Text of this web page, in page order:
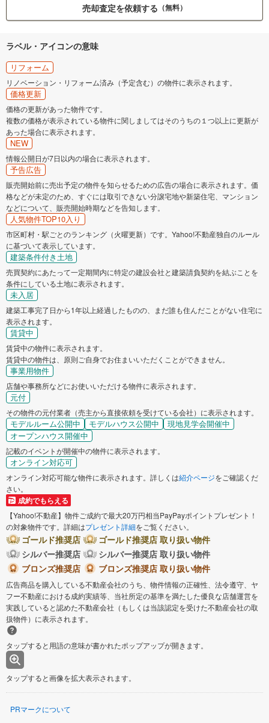
売却査定を依頼する （無料）
ラベル・アイコンの意味
リフォーム
リノベーション・リフォーム済み（予定含む）の物件に表示されます。
価格更新
価格の更新があった物件です。
複数の価格が表示されている物件に関しましてはそのうちの１つ以上に更新が
あった場合に表示されます。
NEW
情報公開日が7日以内の場合に表示されます。
予告広告
販売開始前に売出予定の物件を知らせるための広告の場合に表示されます。価
格などが未定のため、すぐには取引できない分譲宅地や新築住宅、マンション
などについて、販売開始時期などを告知します。
人気物件TOP10入り
市区町村・駅ごとのランキング（火曜更新）です。Yahoo!不動産独自のルール
に基づいて表示しています。
建築条件付き土地
売買契約にあたって一定期間内に特定の建設会社と建築請負契約を結ぶことを
条件にしている土地に表示されます。
未入居
建築工事完了日から1年以上経過したものの、まだ誰も住んだことがない住宅に
表示されます。
賃貸中
賃貸中の物件に表示されます。
賃貸中の物件は、原則ご自身でお住まいいただくことができません。
事業用物件
店舗や事務所などにお使いいただける物件に表示されます。
元付
その物件の元付業者（売主から直接依頼を受けている会社）に表示されます。
モデルルーム公開中 モデルハウス公開中
現地見学会開催中
オープンハウス開催中
記載のイベントが開催中の物件に表示されます。
オンライン対応可
オンライン対応可能な物件に表示されます。詳しくは紹介ページをご確認くだ
さい。
成約でもらえる
【Yahoo!不動産】物件ご成約で最大20万円相当PayPayポイントプレゼント！
の対象物件です。詳細はプレゼント詳細をご覧ください。
ゴールド推奨店
ゴールド推奨店 取り扱い物件
シルバー推奨店
シルバー推奨店 取り扱い物件
ブロンズ推奨店
ブロンズ推奨店 取り扱い物件
広告商品を購入している不動産会社のうち、物件情報の正確性、法令遵守、ヤ
フー不動産における成約実績等、当社所定の基準を満たした優良な店舗運営を
実践していると認めた不動産会社（もしくは当該認定を受けた不動産会社の取
扱物件）に表示されます。
タップすると用語の意味が書かれたポップアップが開きます。
タップすると画像を拡大表示されます。
PRマークについて